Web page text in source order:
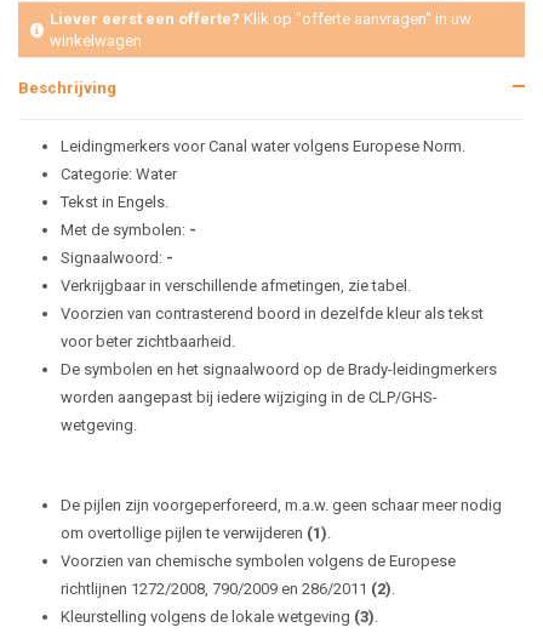
Liever eerst een offerte? Klik op "offerte aanvragen" in uw
winkelwagen
Beschrijving
Leidingmerkers voor Canal water volgens Europese Norm.
Categorie: Water
Tekst in Engels.
Met de symbolen: -
Signaalwoord: -
Verkrijgbaar in verschillende afmetingen, zie tabel.
Voorzien van contrasterend boord in dezelfde kleur als tekst
voor beter zichtbaarheid.
De symbolen en het signaalwoord op de Brady-leidingmerkers
worden aangepast bij iedere wijziging in de CLP/GHS-
wetgeving.
De pijlen zijn voorgeperforeerd, m.a.w. geen schaar meer nodig
om overtollige pijlen te verwijderen (1).
Voorzien van chemische symbolen volgens de Europese
richtlijnen 1272/2008, 790/2009 en 286/2011 (2).
Kleurstelling volgens de lokale wetgeving (3).